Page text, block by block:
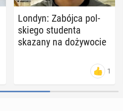
Londyn: Zabójca pol­
skie­go stu­den­ta
skazany na do­ży­wo­cie
1